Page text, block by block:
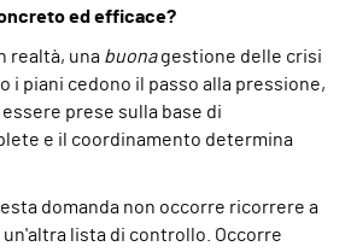
ed efficace?
realtà, una buonagestione delle crisi
i piani cedono il passo alla pressione,
prese sulla base di
e il coordinamento determina
domanda non occorre ricorrere a
lista di controllo. Occorre